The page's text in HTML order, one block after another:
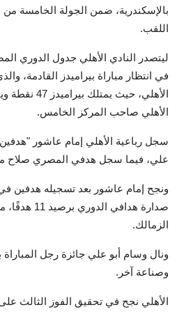
بالإسكندرية، ضمن الجولة الخامسة
اللقب.
في انتظار مباراة بيراميدز القادمة،
الأهلي، حيث
الأهلي صاحب المركز الخامس.
سجل رباعية الأهلي إمام عاشور
علي، فيما سجل هدفي المصري صلاح
ونجح إمام عاشور بعد تسجيله هدفين في
صدارة هدافي
الزمالك.
ونال وسام أبو علي جائزة رجل
وصناعة آخر.
الأهلي نجح في تحقيق الفوز الثالث